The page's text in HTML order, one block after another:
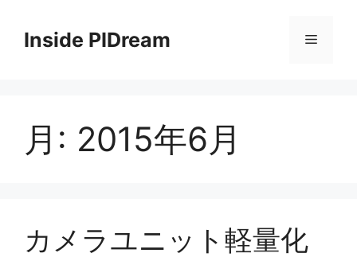
Inside PIDream メ
月: 2015年6月
カメラユニット軽量化